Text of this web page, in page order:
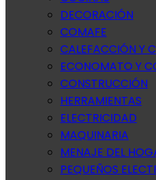
DECORACIÓN
COMAFE
CALEFACCIÓN Y
ECONOMATO Y
CONSTRUCCIÓN
HERRAMIENTAS
ELECTRICIDAD
MAQUINARIA
MENAJE DEL
PEQUEÑOS